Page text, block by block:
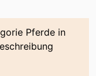
Pferde in